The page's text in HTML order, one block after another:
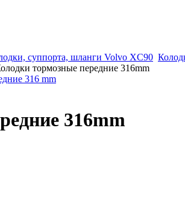
суппорта, шланги Volvo XC90
тормозные передние 316mm
316 mm
316mm